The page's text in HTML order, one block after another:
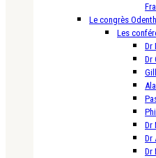
Le congrès
Les
Dr
Dr
Dr
Dr
Dr